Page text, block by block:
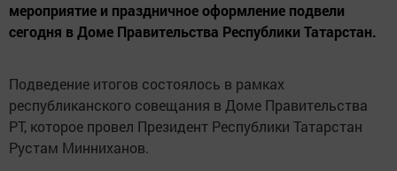
мероприятие и праздничное оформление подвели
сегодня в Доме Правительства Республики Татарстан.
Подведение итогов состоялось в рамках
республиканского совещания в Доме Правительства
РТ, которое провел Президент Республики Татарстан
Рустам Минниханов.